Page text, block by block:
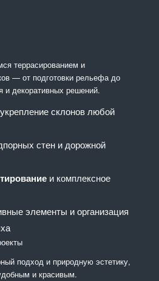
террасированием и
— от подготовки рельефа до
и декоративных решений.
склонов любой
стен и дорожной
и комплексное
элементы и организация
подход и природную эстетику,
и красивым.